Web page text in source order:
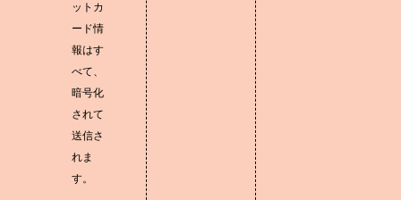
ットカ
ード情
報はす
べて、
暗号化
されて
送信さ
れま
す。